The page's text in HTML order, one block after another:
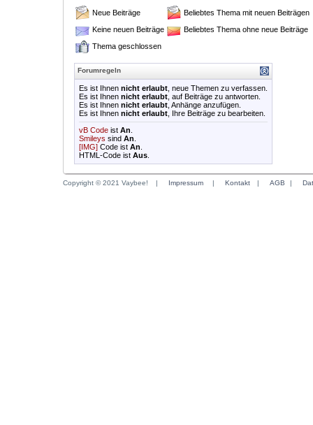
Neue Beiträge
Beliebtes Thema mit neuen Beiträgen
Keine neuen Beiträge
Beliebtes Thema ohne neue Beiträge
Thema geschlossen
Forumregeln
Es ist Ihnen nicht erlaubt , neue Themen zu verfassen.
Es ist Ihnen nicht erlaubt , auf Beiträge zu antworten.
Es ist Ihnen nicht erlaubt , Anhänge anzufügen.
Es ist Ihnen nicht erlaubt , Ihre Beiträge zu bearbeiten.
vB Code ist An
Smileys sind An
[IMG] Code ist An
HTML-Code ist Aus
Copyright © 2021 Vaybee! | Impressum | Kontakt | AGB |